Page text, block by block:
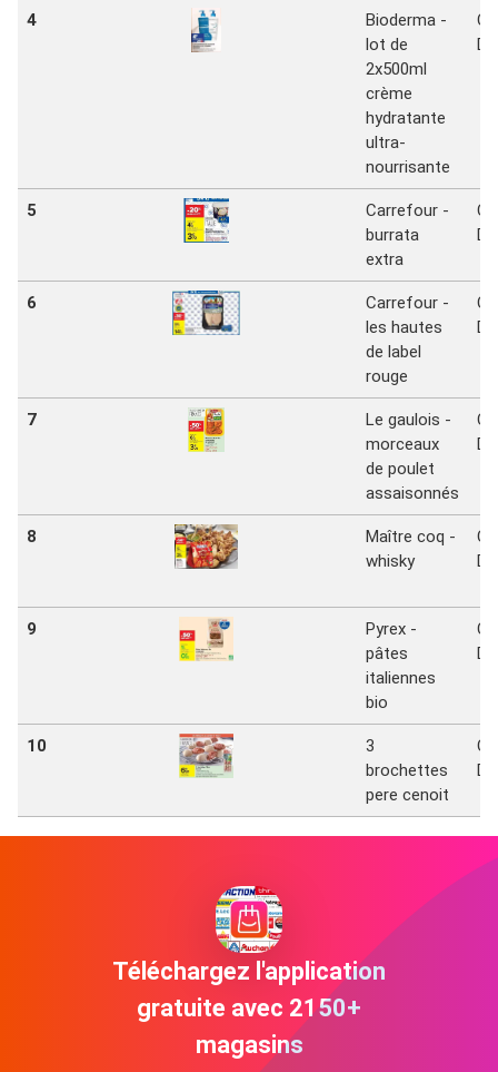
4
Bioderma -
lot de
2x500ml
crème
hydratante
ultra-
nourrisante
5
Carrefour -
burrata
extra
6
Carrefour -
les hautes
de label
rouge
7
Le gaulois -
morceaux
de poulet
assaisonnés
8
Maître coq -
whisky
9
Pyrex -
pâtes
italiennes
bio
10
3
brochettes
pere cenoit
Téléchargez l'application
gratuite avec 2150+
magasins